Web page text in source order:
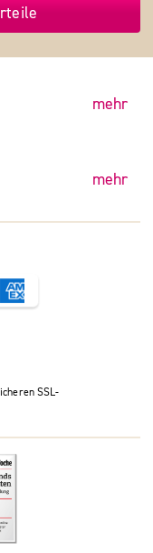
SSL-
mehr
mehr